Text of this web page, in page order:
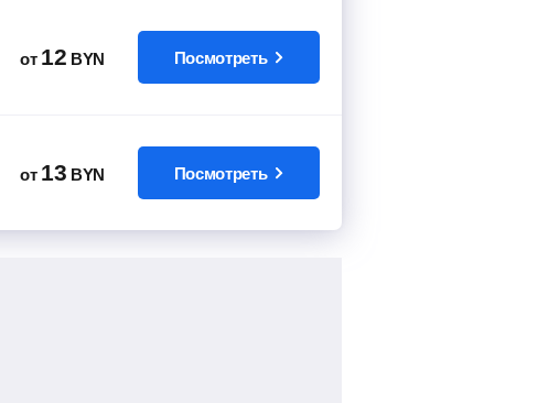
от 12 BYN Посмотреть
от 13 BYN Посмотреть